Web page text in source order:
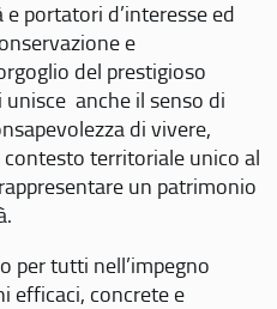
portatori d’interesse ed
e
del prestigioso
unisce anche il senso di
di vivere,
territoriale unico al
un patrimonio
per tutti nell’impegno
efficaci, concrete e